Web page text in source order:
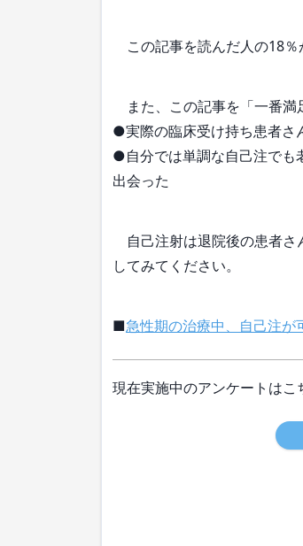
この記事を読んだ人の18％
また、この記事を「一番満
●実際の臨床受け持ち患者さ
●自分では単調な自己注でも
出会った
自己注射は退院後の患者さ
してみてください。
■急性期の治療中、自己注が
現在実施中のアンケートは